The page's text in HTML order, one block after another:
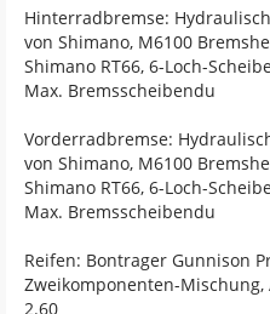
Hinterradbremse:
von Shimano, M6100
Shimano RT66, 6-Loch-
Max. Bremsscheibendu
Vorderradbremse:
von Shimano, M6100
Shimano RT66, 6-Loch-
Max. Bremsscheibendu
Reifen: Bontrager Gunnison
Zweikomponenten-Mischung,
2.60